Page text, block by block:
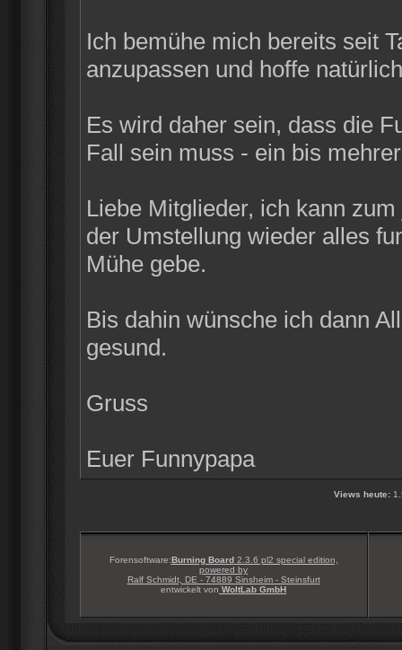
Ich bemühe mich bereits seit
anzupassen und hoffe
Es wird daher sein, dass die
Fall sein muss - ein bis
Liebe Mitglieder, ich kann
der Umstellung wieder alles
Mühe gebe.
Bis dahin wünsche ich dann
gesund.
Gruss
Euer Funnypapa
Views heute:
Forensoftware:Burning Board2.3.6 pl2 special edition,
powered by
Ralf Schmidt, DE - 74889 Sinsheim - Steinsfurt
entwickelt von WoltLab GmbH